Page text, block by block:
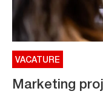
VACATURE
Marketing